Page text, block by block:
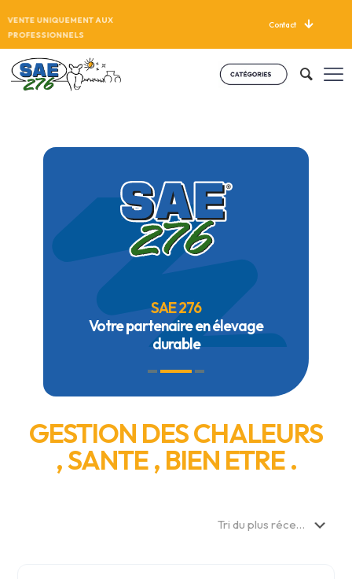
VENTE UNIQUEMENT AUX
PROFESSIONNELS
Contact
SAE 276
Votre partenaire en élevage
durable
GESTION DES CHALEURS
, SANTE , BIEN ETRE .